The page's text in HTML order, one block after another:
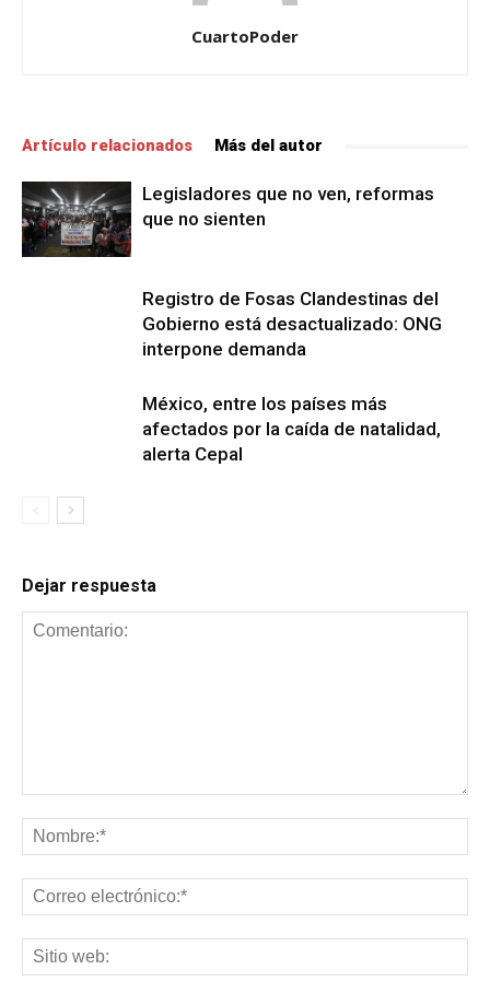
CuartoPoder
Artículo relacionados Más del autor
Legisladores que no ven, reformas
que no sienten
Registro de Fosas Clandestinas del
Gobierno está desactualizado: ONG
interpone demanda
México, entre los países más
afectados por la caída de natalidad,
alerta Cepal
Dejar respuesta